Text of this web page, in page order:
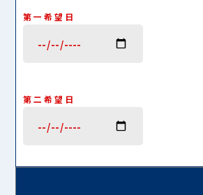
第一希望日
第二希望日